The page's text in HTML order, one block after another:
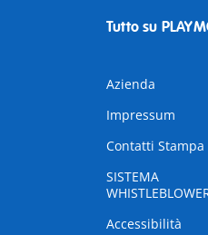
Tutto su
Azienda
Impressum
Contatti Stampa
SISTEMA
Accessibilità